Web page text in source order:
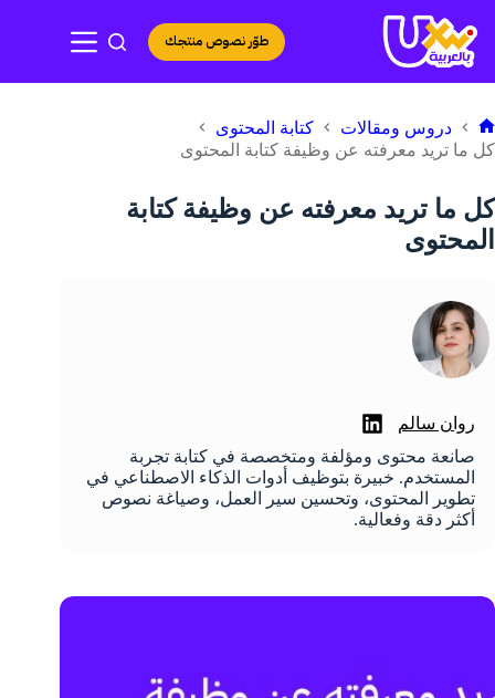
إلى
المحتوى
طوّر نصوص منتجك
الرئيسية
دروس ومقالات
كتابة المحتوى
كل ما تريد معرفته عن وظيفة كتابة المحتوى
كل ما تريد معرفته عن وظيفة كتابة
المحتوى
روان سالم
صانعة محتوى ومؤلفة ومتخصصة في كتابة تجربة
المستخدم. خبيرة بتوظيف أدوات الذكاء الاصطناعي في
تطوير المحتوى، وتحسين سير العمل، وصياغة نصوص
أكثر دقة وفعالية.